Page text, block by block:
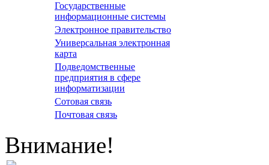
Государственные
информационные системы
Электронное правительство
Универсальная электронная
карта
Подведомственные
предприятия в сфере
информатизации
Сотовая связь
Почтовая связь
Внимание!